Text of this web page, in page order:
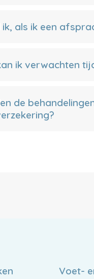
als ik een
ik verwachten
de
Voet-